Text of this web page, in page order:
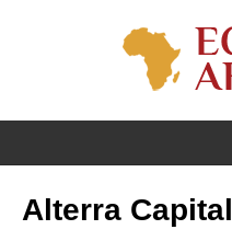
Alterra Capital